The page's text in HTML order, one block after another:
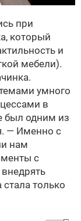
при
который
и
мебели).
умного
в
был одним из
— Именно с
нам
с
стала только